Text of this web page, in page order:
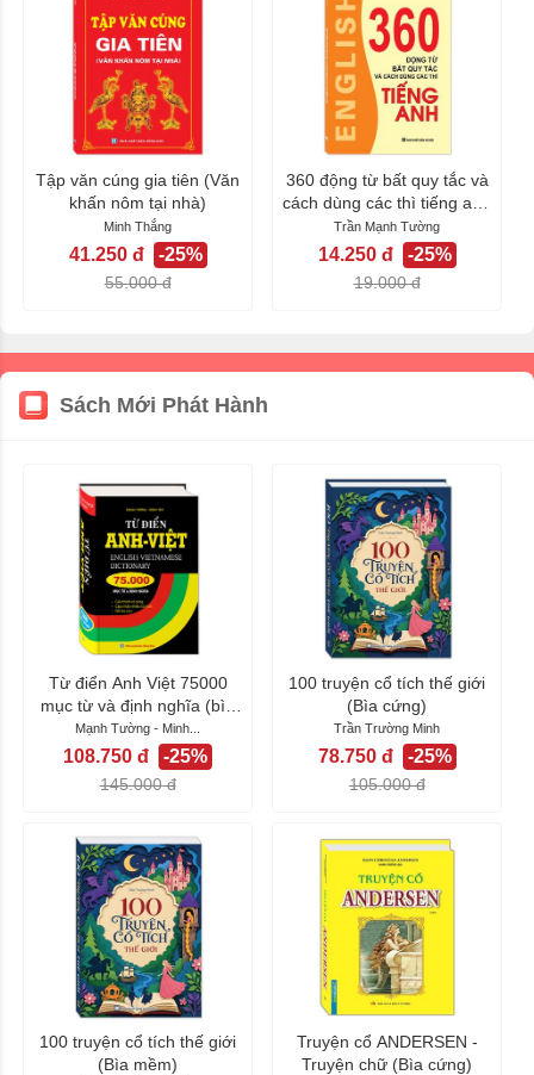
Tập văn cúng gia tiên (Văn
khấn nôm tại nhà)
Minh Thắng
41.250 đ -25%
55.000 đ
360 động từ bất quy tắc và
cách dùng các thì tiếng anh
(Tái...
Trần Mạnh Tường
14.250 đ -25%
19.000 đ
Sách Mới Phát Hành
Từ điển Anh Việt 75000
mục từ và định nghĩa (bìa
cứng)
Mạnh Tường - Minh...
108.750 đ -25%
145.000 đ
100 truyện cổ tích thế giới
(Bìa cứng)
Trần Trường Minh
78.750 đ -25%
105.000 đ
100 truyện cổ tích thế giới
(Bìa mềm)
Truyện cổ ANDERSEN -
Truyện chữ (Bìa cứng)